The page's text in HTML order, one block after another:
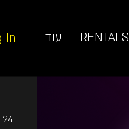
In RENTALS עוד
24